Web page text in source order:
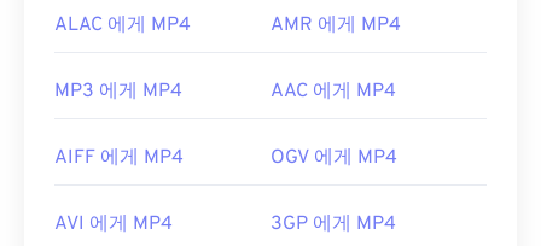
ALAC 에게 MP4 AMR 에게 MP4
MP3 에게 MP4 AAC 에게 MP4
AIFF 에게 MP4 OGV 에게 MP4
AVI 에게 MP4 3GP 에게 MP4